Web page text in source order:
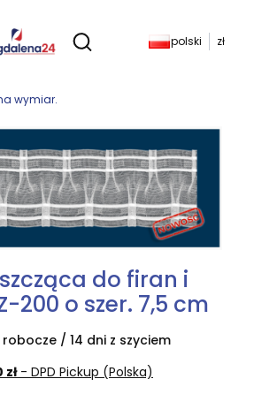
Otwórz wyszukiwarkę
Produkty w
polski zł
wymiar.
do firan i
200 o szer. 7,5 cm
/ 14 dni z szyciem
zł- DPD Pickup (Polska)